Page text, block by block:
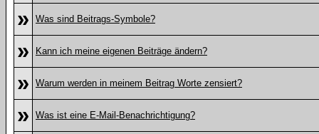
» Was sind Beitrags-Symbole?
» Kann ich meine eigenen Beiträge ändern?
» Warum werden in meinem Beitrag Worte zensiert?
» Was ist eine E-Mail-Benachrichtigung?